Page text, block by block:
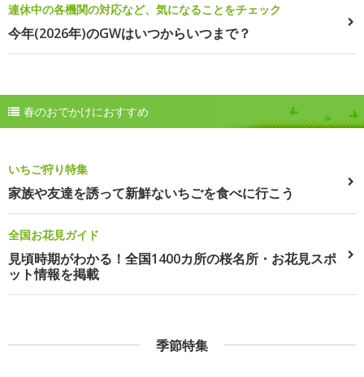
連休中の各機関の対応など、気になることをチェック
今年(2026年)のGWはいつからいつまで？
春のおでかけにおすすめ
いちご狩り特集
家族や友達を誘って新鮮ないちごを食べに行こう
全国お花見ガイド
見頃時期がわかる！全国1400カ所の桜名所・お花見スポ
ット情報を掲載
季節特集